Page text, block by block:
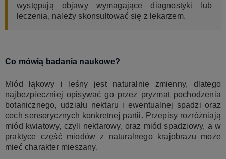
występują objawy wymagające diagnostyki lub
leczenia, należy skonsultować się z lekarzem.
Co mówią badania naukowe?
Miód łąkowy i leśny jest naturalnie zmienny, dlatego
najbezpieczniej opisywać go przez pryzmat pochodzenia
botanicznego, udziału nektaru i ewentualnej spadzi oraz
cech sensorycznych konkretnej partii. Przepisy rozróżniają
miód kwiatowy, czyli nektarowy, oraz miód spadziowy, a w
praktyce część miodów z naturalnego krajobrazu może
mieć charakter mieszany.